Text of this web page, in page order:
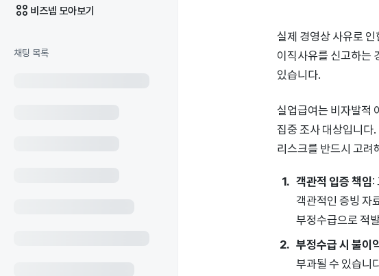
비즈넵 모아보기
채팅 목록
실제 경영상 사유로
이직사유를 신고하는
있습니다.
실업급여는 비자발적
집중 조사 대상입니다
리스크를 반드시 고려
객관적 입증 책임:
객관적인 증빙 자
부정수급으로 적
부정수급 시 불이
부과될 수 있습니